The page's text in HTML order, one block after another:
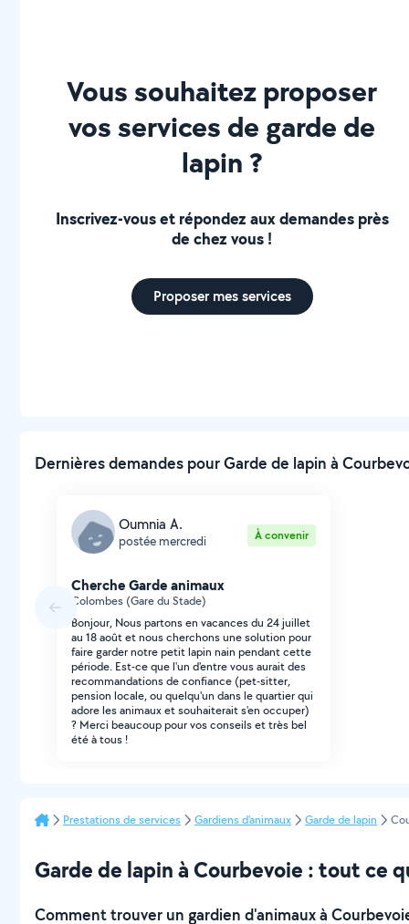
Vous souhaitez proposer
vos services de garde de
lapin ?
Inscrivez-vous et répondez aux demandes près
de chez vous !
Proposer mes services
Dernières demandes pour Garde de lapin à
Oumnia A.
postée mercredi À convenir
Cherche Garde animaux
Colombes (Gare du Stade)
Bonjour, Nous partons en vacances du 24 juillet
au 18 août et nous cherchons une solution pour
faire garder notre petit lapin nain pendant cette
période. Est-ce que l'un d'entre vous aurait des
recommandations de confiance (pet-sitter,
pension locale, ou quelqu'un dans le quartier qui
adore les animaux et souhaiterait s'en occuper)
? Merci beaucoup pour vos conseils et très bel
été à tous !
Prestations de services Gardiens d'animaux Garde de lapin
Garde de lapin à Courbevoie : tout ce
Comment trouver un gardien d'animaux à